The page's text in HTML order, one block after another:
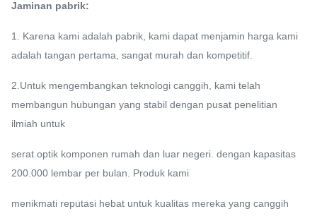
Jaminan pabrik:
1. Karena kami adalah pabrik, kami dapat menjamin harga kami
adalah tangan pertama, sangat murah dan kompetitif.
2.Untuk mengembangkan teknologi canggih, kami telah
membangun hubungan yang stabil dengan pusat penelitian
ilmiah untuk
serat optik komponen rumah dan luar negeri. dengan kapasitas
200.000 lembar per bulan. Produk kami
menikmati reputasi hebat untuk kualitas mereka yang canggih